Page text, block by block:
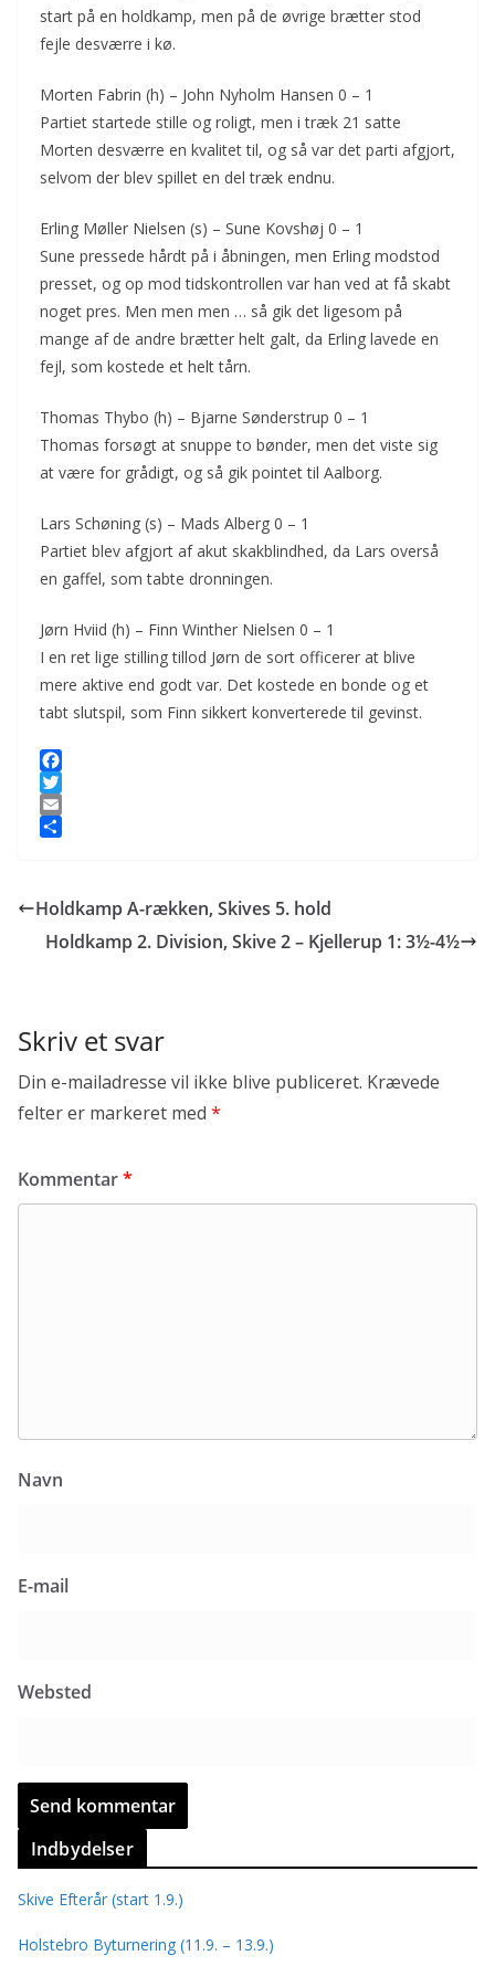
start på en holdkamp, men på de øvrige brætter stod
fejle desværre i kø.
Morten Fabrin (h) – John Nyholm Hansen 0 – 1
Partiet startede stille og roligt, men i træk 21 satte
Morten desværre en kvalitet til, og så var det parti afgjort,
selvom der blev spillet en del træk endnu.
Erling Møller Nielsen (s) – Sune Kovshøj 0 – 1
Sune pressede hårdt på i åbningen, men Erling modstod
presset, og op mod tidskontrollen var han ved at få skabt
noget pres. Men men men … så gik det ligesom på
mange af de andre brætter helt galt, da Erling lavede en
fejl, som kostede et helt tårn.
Thomas Thybo (h) – Bjarne Sønderstrup 0 – 1
Thomas forsøgt at snuppe to bønder, men det viste sig
at være for grådigt, og så gik pointet til Aalborg.
Lars Schøning (s) – Mads Alberg 0 – 1
Partiet blev afgjort af akut skakblindhed, da Lars overså
en gaffel, som tabte dronningen.
Jørn Hviid (h) – Finn Winther Nielsen 0 – 1
I en ret lige stilling tillod Jørn de sort officerer at blive
mere aktive end godt var. Det kostede en bonde og et
tabt slutspil, som Finn sikkert konverterede til gevinst.
F
a
c
o
k
T
w
e
r
E
lr
e
Holdkamp A-rækken, Skives 5. hold
Holdkamp 2. Division, Skive 2 – Kjellerup 1: 3½-4½
Skriv et svar
Din e-mailadresse vil ikke blive publiceret. Krævede
felter er markeret med *
Kommentar*
Navn
E-mail
Websted
Indbydelser
Skive Efterår (start 1.9.)
Holstebro Byturnering (11.9. – 13.9.)